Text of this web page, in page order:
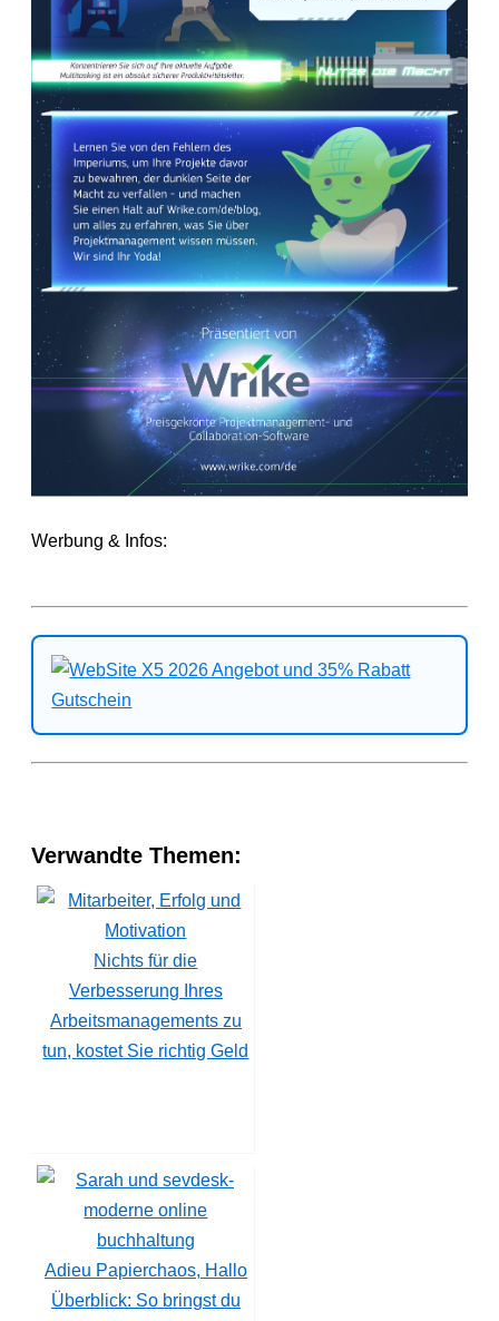
Werbung & Infos:
Verwandte Themen:
Nichts für die
Verbesserung Ihres
Arbeitsmanagements zu
tun, kostet Sie richtig Geld
Adieu Papierchaos, Hallo
Überblick: So bringst du